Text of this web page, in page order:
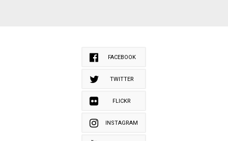
FACEBOOK
TWITTER
FLICKR
INSTAGRAM